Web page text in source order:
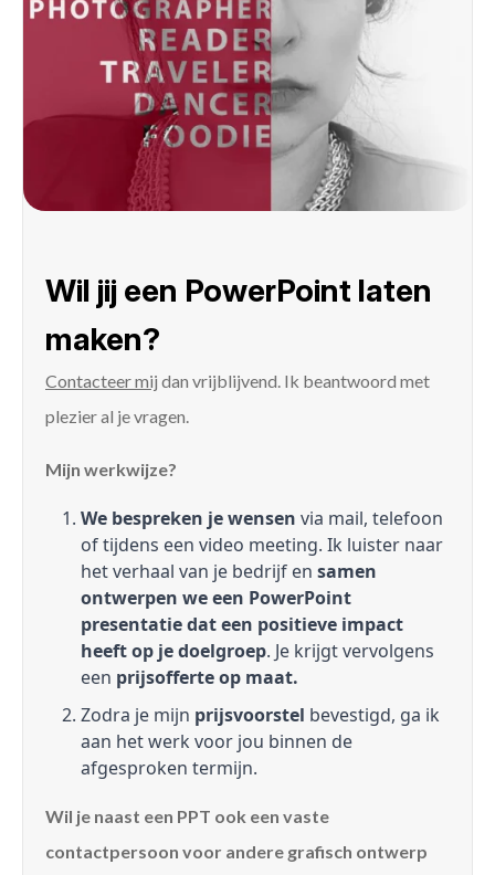
Wil jij een PowerPoint laten
maken?
Contacteer mij dan vrijblijvend. Ik beantwoord met
plezier al je vragen.
Mijn werkwijze?
We bespreken je wensen via mail, telefoon
of tijdens een video meeting. Ik luister naar
het verhaal van je bedrijf en samen
ontwerpen we een PowerPoint
presentatie dat een positieve impact
heeft op je doelgroep. Je krijgt vervolgens
een prijsofferte op maat.
Zodra je mijn prijsvoorstel bevestigd, ga ik
aan het werk voor jou binnen de
afgesproken termijn.
Wil je naast een PPT ook een vaste
contactpersoon voor andere grafisch ontwerp